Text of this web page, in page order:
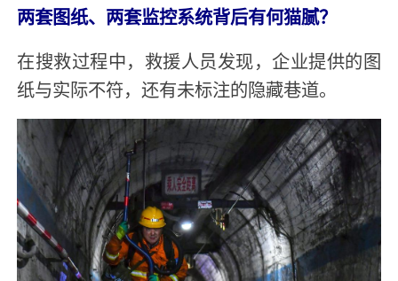
两套图纸、两套监控系统背后有何猫腻？
在搜救过程中，救援人员发现，企业提供的图
纸与实际不符，还有未标注的隐藏巷道。